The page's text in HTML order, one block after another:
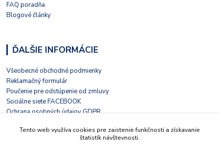
FAQ poradňa
Blogové články
ĎALŠIE INFORMÁCIE
Všeobecné obchodné podmienky
Reklamačný formulár
Poučenie pre odstúpenie od zmluvy
Sociálne siete FACEBOOK
Ochrana osobných údajov GDPR
Kontaktný formulár
Tento web využíva cookies pre zaistenie funkčnosti a získavanie
štatistík návštevnosti.